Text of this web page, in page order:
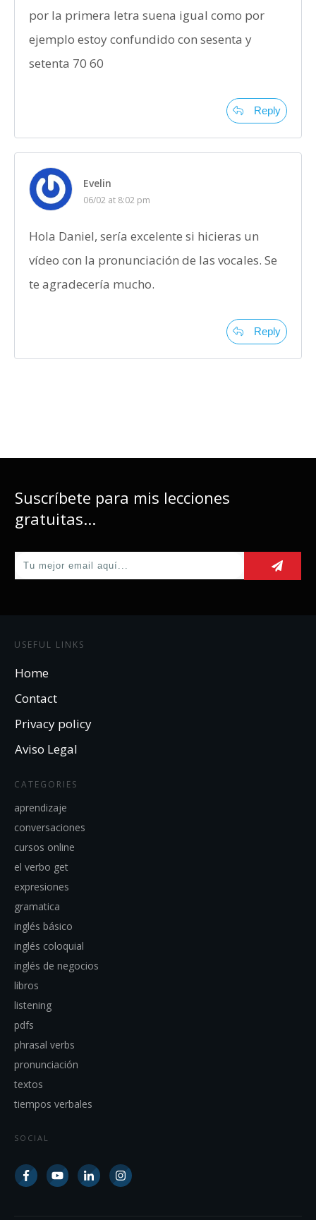
por la primera letra suena igual como por
ejemplo estoy confundido con sesenta y
setenta 70 60
Reply
Evelin
06/02 at 8:02 pm
Hola Daniel, sería excelente si hicieras un
vídeo con la pronunciación de las vocales. Se
te agradecería mucho.
Reply
Suscríbete para mis lecciones
gratuitas...
USEFUL LINKS
Home
Contact
Privacy policy
Aviso Legal
CATEGORIES
aprendizaje
conversaciones
cursos online
el verbo get
expresiones
gramatica
inglés básico
inglés coloquial
inglés de negocios
libros
listening
pdfs
phrasal verbs
pronunciación
textos
tiempos verbales
SOCIAL